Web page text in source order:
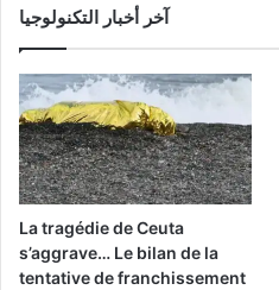
آخر أخبار التكنولوجيا
La tragédie de Ceuta
s’aggrave… Le bilan de la
tentative de franchissement